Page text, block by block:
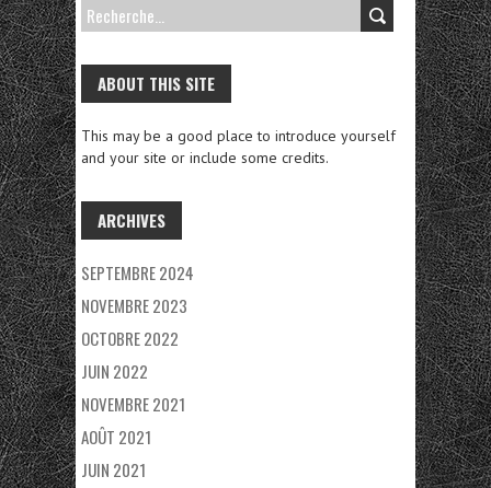
R
E
H
E
R
:
ABOUT THIS SITE
This may be a good place to introduce yourself
and your site or include some credits.
ARCHIVES
SEPTEMBRE 2024
NOVEMBRE 2023
OCTOBRE 2022
JUIN 2022
NOVEMBRE 2021
AOÛT 2021
JUIN 2021